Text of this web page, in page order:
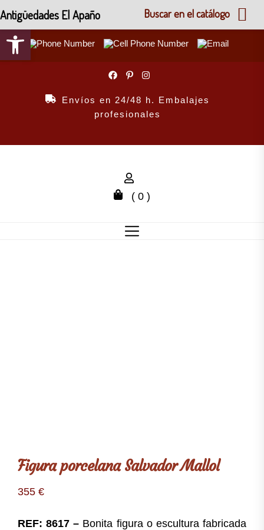
Envíos en 24/48 h. Embalajes
profesionales
( 0 )
Figura porcelana Salvador Mallol
355 €
REF: 8617 – Bonita figura o escultura fabricada
Antigüedades El Apaño Buscar en el catálogo
Abrir barra de herramientas